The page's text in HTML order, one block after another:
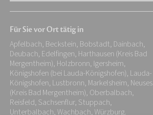
Adresse:
*
Für Sie vor Ort tätig in
Apfelbach, Beckstein, Bobstadt, Dainbach,
Deubach, Edelfingen, Harthausen (Kreis Bad
Mergentheim), Holzbronn, Igersheim,
Königshofen (bei Lauda-Königshofen), Lauda-
Königshofen, Lustbronn, Markelsheim, Neuses
(Kreis Bad Mergentheim), Oberbalbach,
Reisfeld, Sachsenflur, Stuppach,
Unterbalbach, Wachbach, Würzburg.